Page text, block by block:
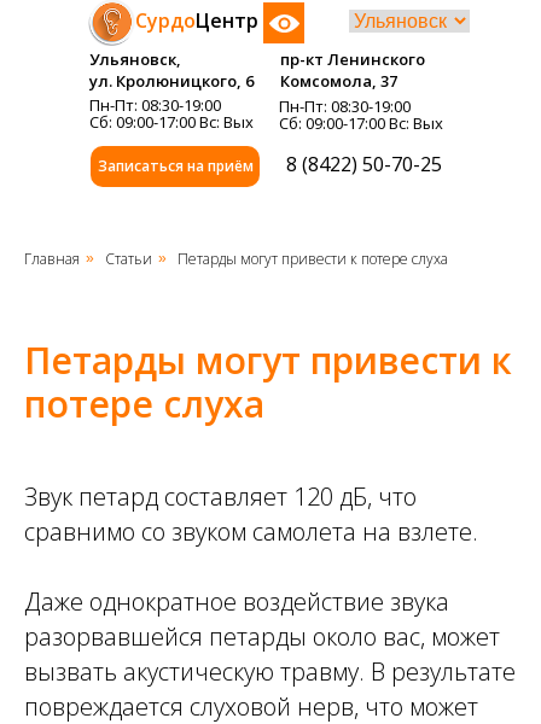
8 (8422) 50-70-25
СурдоЦентр
пр-кт Ленинского
Комсомола, 37
Пн-Пт: 08:30-19:00
Сб: 09:00-17:00 Вс: Вых
Записаться на приём
Ульяновск,
ул. Кролюницкого, 6
Пн-Пт: 08:30-19:00
Сб: 09:00-17:00 Вс: Вых
Главная » Статьи » Петарды могут привести к потере слуха
Петарды могут привести к
потере слуха
Звук петард составляет 120 дБ, что
сравнимо со звуком самолета на взлете.
Даже однократное воздействие звука
разорвавшейся петарды около вас, может
вызвать акустическую травму. В результате
повреждается слуховой нерв, что может